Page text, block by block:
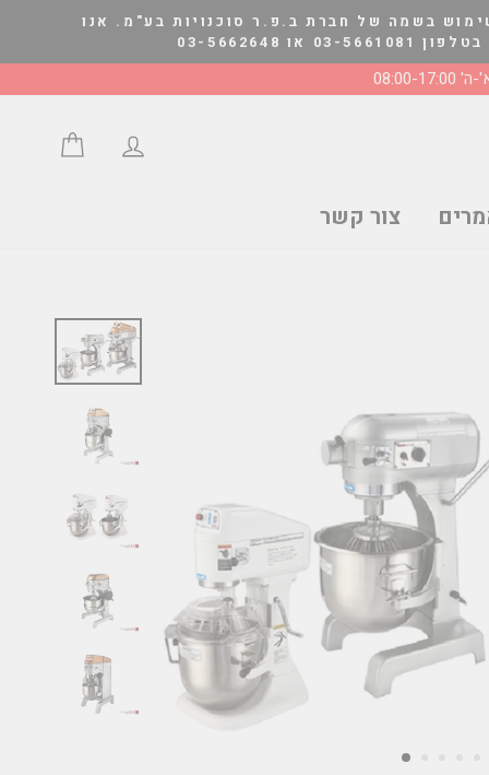
בשמה של חברת ב.פ.ר סוכנויות בע"מ. אנו
5662648
17:00
התחבר/י
צור קשר